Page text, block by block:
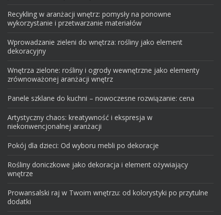
Recykling w aranżacji wnętrz: pomysły na ponowne
wykorzystanie i przetwarzanie materiałów
Wprowadzanie zieleni do wnętrza: rośliny jako element
dekoracyjny
Wnętrza zielone: rośliny i ogrody wewnętrzne jako elementy
zrównoważonej aranżacji wnętrz
Panele szklane do kuchni – nowoczesne rozwiązanie: cena
Artystyczny chaos: kreatywność i ekspresja w
niekonwencjonalnej aranżacji
Pokój dla dzieci: Od wyboru mebli po dekoracje
Rośliny doniczkowe jako dekoracja i element ożywiający
wnętrze
Prowansalski raj w Twoim wnętrzu: od kolorystyki po przytulne
dodatki